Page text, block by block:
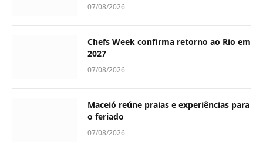
07/08/2026
Chefs Week confirma retorno ao Rio em
2027
07/08/2026
Maceió reúne praias e experiências para
o feriado
07/08/2026